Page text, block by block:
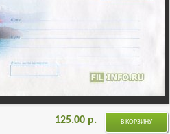
В КОРЗИНУ
125.00 р.